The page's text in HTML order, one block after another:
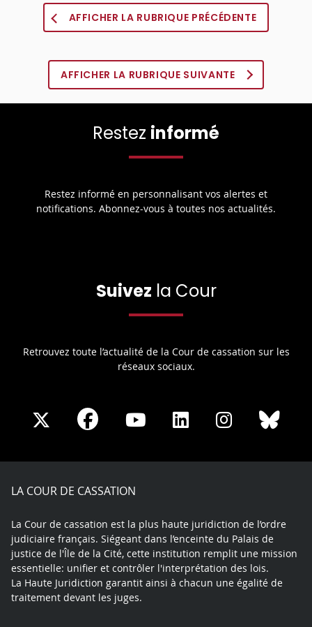
AFFICHER LA RUBRIQUE PRÉCÉDENTE
AFFICHER LA RUBRIQUE SUIVANTE
Restez informé
Restez informé en personnalisant vos alertes et
notifications. Abonnez-vous à toutes nos actualités.
Suivez la Cour
Retrouvez toute l’actualité de la Cour de cassation sur les
réseaux sociaux.
Share
X
Share
Facebook
Share
Youtube
Share
LinkedIn
Share
Instagram
LA COUR DE CASSATION
La Cour de cassation est la plus haute juridiction de l’ordre
judiciaire français. Siégeant dans l’enceinte du Palais de
justice de l'Île de la Cité, cette institution remplit une mission
essentielle: unifier et contrôler l'interprétation des lois.
La Haute Juridiction garantit ainsi à chacun une égalité de
traitement devant les juges.